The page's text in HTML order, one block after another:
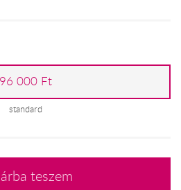
96 000 Ft
standard
teszem